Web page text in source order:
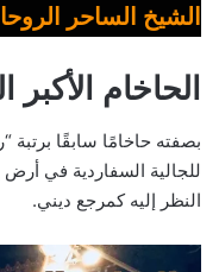
الشيخ الساحر
الحاخام
بصفته حاخامًا سابقًا برتبة
للجالية السفاردية في أرض
النظر إليه كمرجع ديني.